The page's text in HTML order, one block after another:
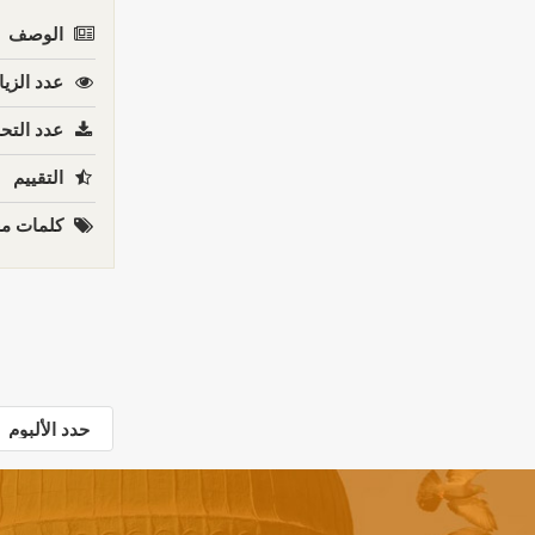
الوصف
عدد
عدد
التقييم
كلمات